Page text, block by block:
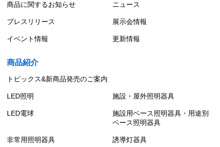
商品に関するお知らせ ニュース
プレスリリース 展示会情報
イベント情報 更新情報
商品紹介
トピックス&新商品発売のご案内
LED照明 施設・屋外照明器具
LED電球
施設用ベース照明器具・用途別
ベース照明器具
非常用照明器具 誘導灯器具